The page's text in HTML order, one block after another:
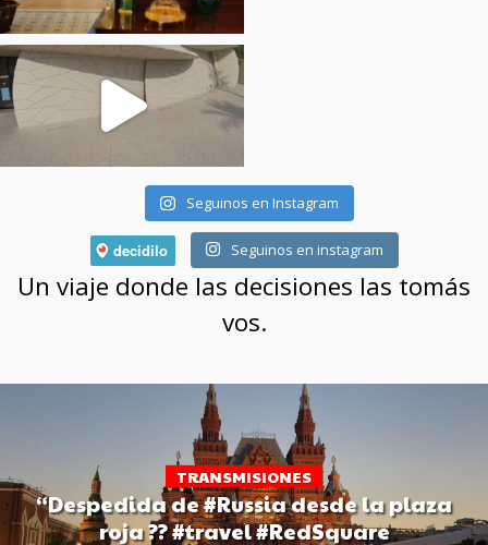
Seguinos en Instagram
Seguinos en instagram
Un viaje donde las decisiones las tomás
vos.
TRANSMISIONES
“Despedida de #Russia desde la plaza
roja ?? #travel #RedSquare